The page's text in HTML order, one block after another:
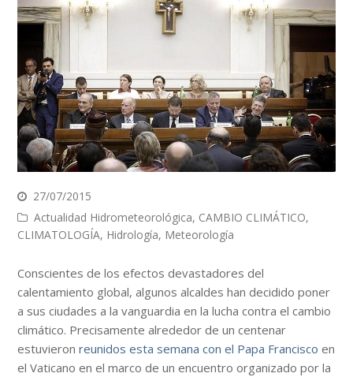
27/07/2015
Actualidad Hidrometeorológica, CAMBIO CLIMÁTICO,
CLIMATOLOGÍA, Hidrología, Meteorología
Conscientes de los efectos devastadores del
calentamiento global, algunos alcaldes han decidido poner
a sus ciudades a la vanguardia en la lucha contra el cambio
climático. Precisamente alrededor de un centenar
estuvieronreunidos esta semana con el Papa Franciscoen
el Vaticano en el marco de un encuentro organizado por la